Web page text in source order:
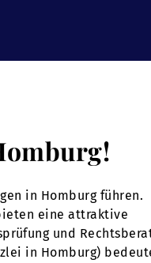
in Homburg führen.
eine attraktive
und
in Homburg)